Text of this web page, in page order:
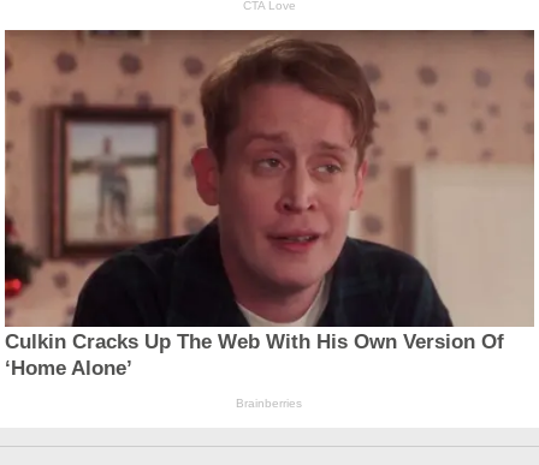
CTA Love
Culkin Cracks Up The Web With His Own Version Of
‘Home Alone’
Brainberries